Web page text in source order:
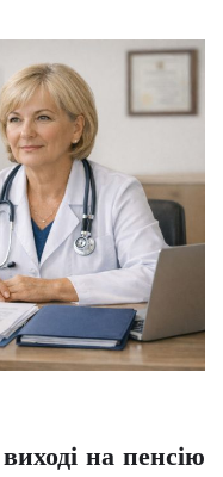
на пенсію